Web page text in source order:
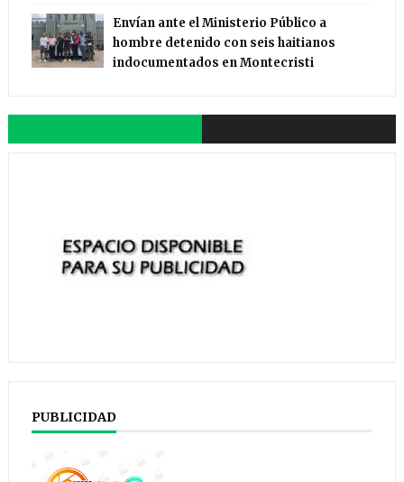
Envían ante el Ministerio Público a
hombre detenido con seis haitianos
indocumentados en Montecristi
PUBLICIDAD